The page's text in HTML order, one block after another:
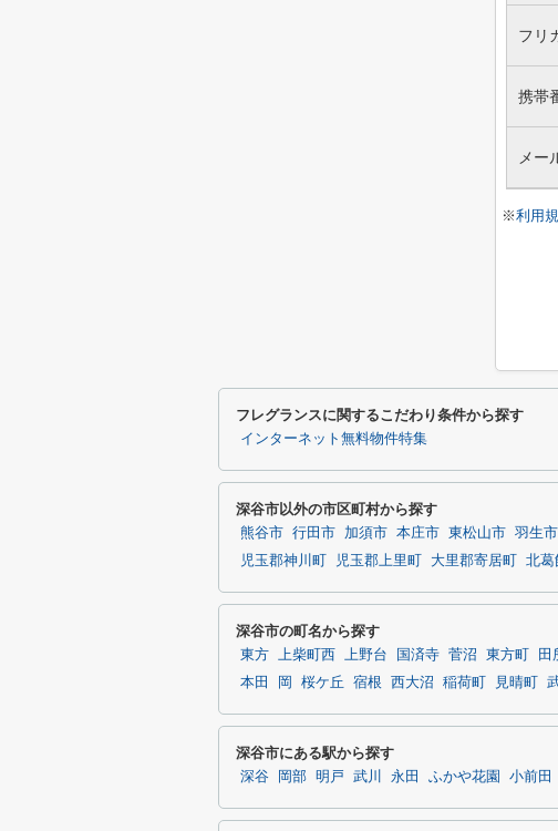
フリ
携帯
メー
※利用
フレグランスに関するこだわり条件から探す
インターネット無料物件特集
深谷市以外の市区町村から探す
熊谷市 行田市 加須市 本庄市 東松山市 羽生市
児玉郡神川町
児玉郡上里町 大里郡寄居町 北葛
深谷市の町名から探す
東方 上柴町西 上野台 国済寺 菅沼 東方町 田
本田
岡 桜ケ丘 宿根 西大沼 稲荷町 見晴町
深谷市にある駅から探す
深谷 岡部 明戸 武川 永田 ふかや花園 小前田